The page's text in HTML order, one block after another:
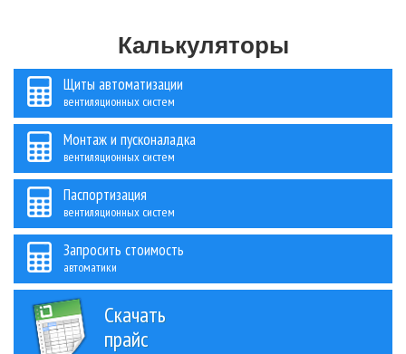
Калькуляторы
Щиты автоматизации
вентиляционных систем
Монтаж и пусконаладка
вентиляционных систем
Паспортизация
вентиляционных систем
Запросить стоимость
автоматики
Скачать
прайс